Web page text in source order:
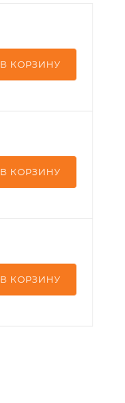
В КОРЗИНУ
В КОРЗИНУ
В КОРЗИНУ